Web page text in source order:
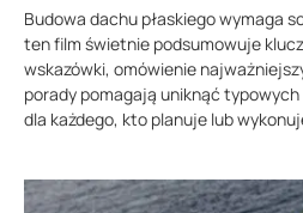
Budowa dachu płaskiego wymaga
ten film świetnie podsumowuje
wskazówki, omówienie
porady pomagają uniknąć typowych
dla każdego, kto planuje lub